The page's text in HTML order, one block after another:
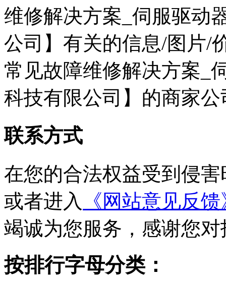
维修解决方案_伺服驱动
公司】有关的信息/图片/
常见故障维修解决方案_
科技有限公司】的商家
联系方式
在您的合法权益受到侵
或者进入
《网站意见反
竭诚为您服务，感谢您
按排行字母分类：